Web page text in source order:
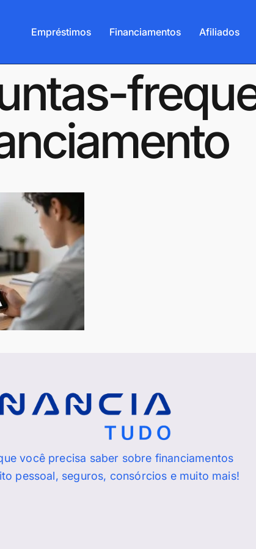
Empréstimos Financiamentos Afiliados
você precisa saber sobre financiamentos
pessoal, seguros, consórcios e muito mais!